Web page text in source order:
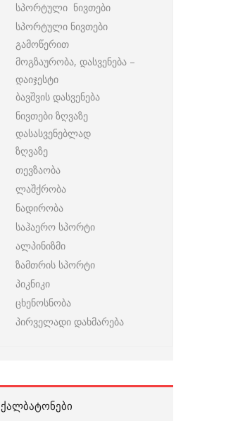
სპორტული ნივთები
სპორტული ნივთები
გამოწერით
მოგზაურობა, დასვენება –
დაიჯესტი
ბავშვის დასვენება
ნივთები ზღვაზე
დასასვენებლად
ზღვაზე
თევზაობა
ლაშქრობა
ნადირობა
საჰაერო სპორტი
ალპინიზმი
ზამთრის სპორტი
პიკნიკი
ცხენოსნობა
პირველადი დახმარება
ᲥᲐᲚᲑᲐᲢᲝᲜᲔᲑᲘ